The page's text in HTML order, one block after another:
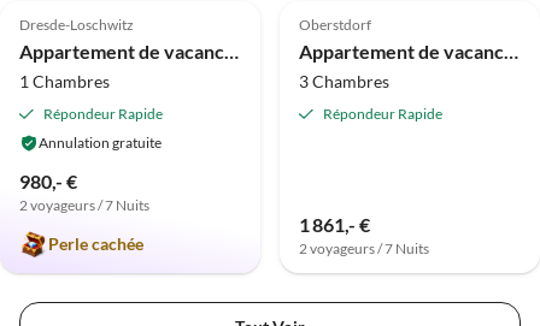
Dresde-Loschwitz
Appartement de vacances Little Suite Apartment 3
1 Chambres
Répondeur Rapide
Annulation gratuite
980,- €
2 voyageurs / 7 Nuits
Perle cachée
Oberstdorf
Appartement de vacances Alpage du Fromager
3 Chambres
Répondeur Rapide
1 861,- €
2 voyageurs / 7 Nuits